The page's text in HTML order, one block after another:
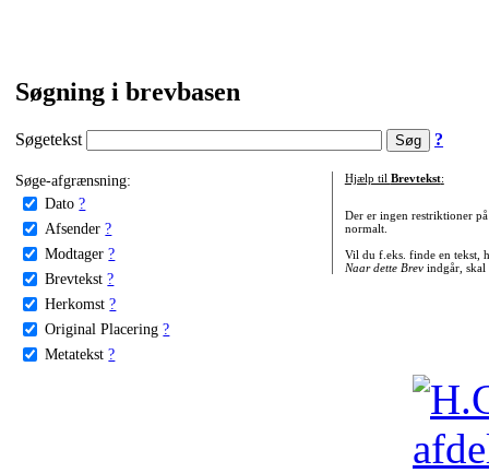
Søgning i brevbasen
Søgetekst ?
Søge-afgrænsning:
Dato ?
Afsender ?
Modtager ?
Brevtekst ?
Herkomst ?
Original Placering ?
Metatekst ?
Hjælp til Brevtekst:
Der er ingen restriktioner
normalt.
Vil du f.eks. finde en tekst,
Naar dette Brevindgår, skal